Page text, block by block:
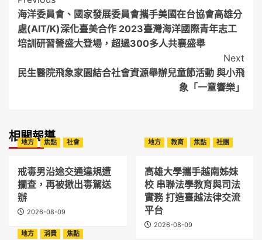
Navigation
海洋委員會、國家發展委員會攜手美國在台協會高雄分
處(AIT/K)深化臺美合作 2023臺灣海洋國際青年志工
培訓研習營盛大登場，超過300多人共襄盛舉
Next
民生醫院飛象家園結合社會資源舉辦兒童節活動 與小飛
象「一童響樂」
相關報導
地方 焦點 社會
戒毒男沿途交通違規遭
攔查，再被揪出毒駕送
辦
2026-08-09
地方 教育 焦點 社團
高雄大學攜手越南姊妹
校 串聯法學教育與司法
實務 打造臺越法律交流
平台
2026-08-09
地方
消費 焦點